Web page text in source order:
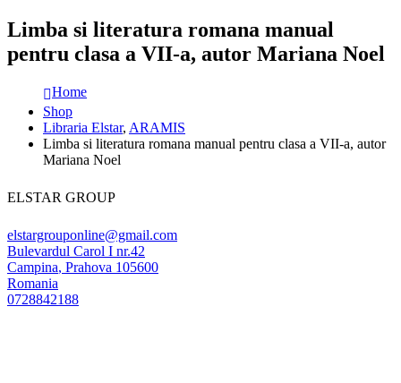
Limba si literatura romana manual
pentru clasa a VII-a, autor Mariana Noel
Home
Shop
Libraria Elstar, ARAMIS
Limba si literatura romana manual pentru clasa a VII-a, autor
Mariana Noel
ELSTAR GROUP
elstargrouponline@gmail.com
Bulevardul Carol I nr.42
Campina, Prahova 105600
Romania
0728842188